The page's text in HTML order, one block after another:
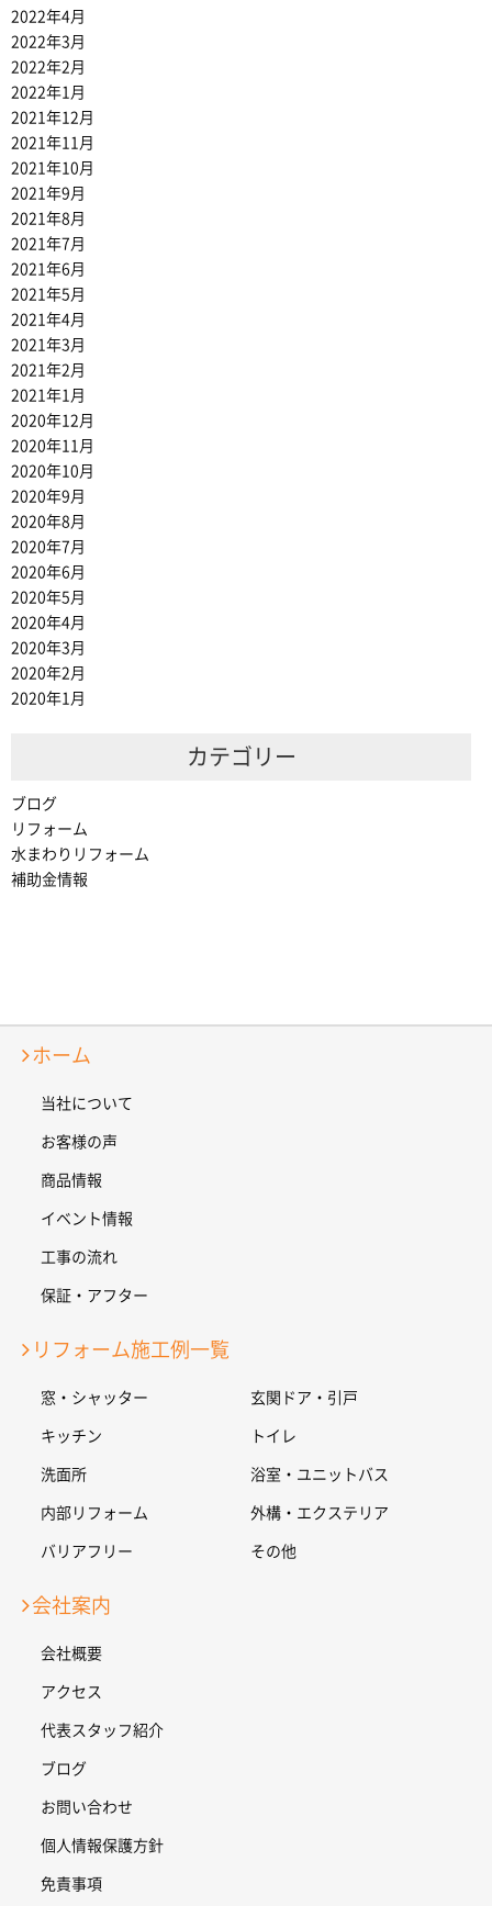
2022年4月
2022年3月
2022年2月
2022年1月
2021年12月
2021年11月
2021年10月
2021年9月
2021年8月
2021年7月
2021年6月
2021年5月
2021年4月
2021年3月
2021年2月
2021年1月
2020年12月
2020年11月
2020年10月
2020年9月
2020年8月
2020年7月
2020年6月
2020年5月
2020年4月
2020年3月
2020年2月
2020年1月
カテゴリー
ブログ
リフォーム
水まわりリフォーム
補助金情報
ホーム
当社について
お客様の声
商品情報
イベント情報
工事の流れ
保証・アフター
リフォーム施工例一覧
窓・シャッター 玄関ドア・引戸
キッチン トイレ
洗面所 浴室・ユニットバス
内部リフォーム 外構・エクステリア
バリアフリー その他
会社案内
会社概要
アクセス
代表スタッフ紹介
ブログ
お問い合わせ
個人情報保護方針
免責事項